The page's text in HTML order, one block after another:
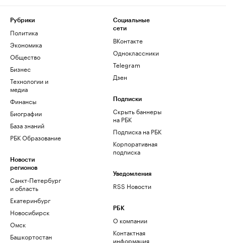
Рубрики
Политика
Экономика
Общество
Бизнес
Технологии и
медиа
Финансы
Биографии
База знаний
РБК Образование
Новости
регионов
Санкт-Петербург
и область
Екатеринбург
Новосибирск
Омск
Башкортостан
Социальные
сети
ВКонтакте
Одноклассники
Telegram
Дзен
Подписки
Скрыть баннеры
на РБК
Подписка на РБК
Корпоративная
подписка
Уведомления
RSS Новости
РБК
О компании
Контактная
информация